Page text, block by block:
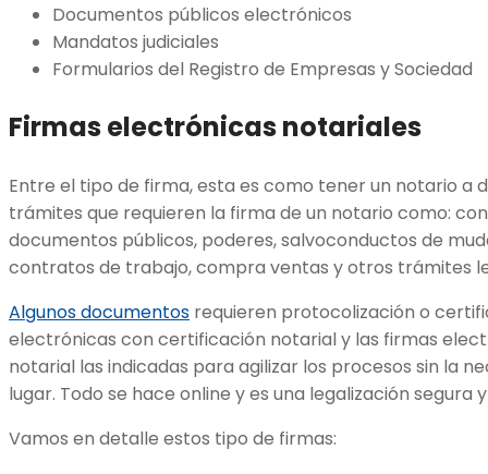
Documentos públicos electrónicos
Mandatos judiciales
Formularios del Registro de Empresas y Sociedad
Firmas electrónicas notariales
Entre el tipo de firma, esta es como tener un notario a
trámites que requieren la firma de un notario como:
documentos públicos, poderes, salvoconductos de
contratos de trabajo, compra ventas y otros trámites
Algunos documentos requieren protocolización o
electrónicas con certificación notarial y las firmas
notarial las indicadas para agilizar los procesos sin la
lugar. Todo se hace online y es una legalización segura
Vamos en detalle estos tipo de firmas: